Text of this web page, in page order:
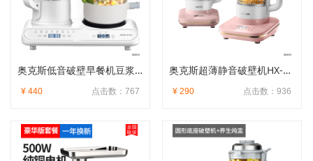
奥克斯低音破壁早餐机豆浆机HX-PB95
点击数：767
¥ 440
奥克斯超薄静音破壁机HX-PB9390A
点击数：936
¥ 290